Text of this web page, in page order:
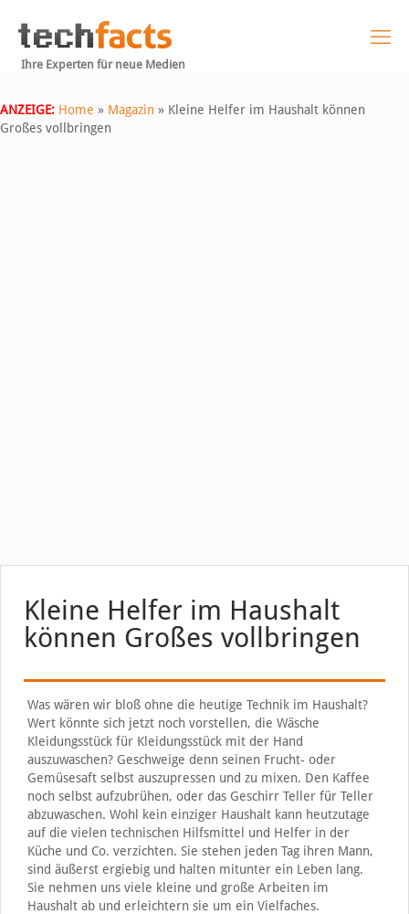
Ihre Experten für neue Medien
ANZEIGE: Home » Magazin » Kleine Helfer im Haushalt können
Großes vollbringen
Kleine Helfer im Haushalt
können Großes vollbringen
Was wären wir bloß ohne die heutige Technik im Haushalt?
Wert könnte sich jetzt noch vorstellen, die Wäsche
Kleidungsstück für Kleidungsstück mit der Hand
auszuwaschen? Geschweige denn seinen Frucht- oder
Gemüsesaft selbst auszupressen und zu mixen. Den Kaffee
noch selbst aufzubrühen, oder das Geschirr Teller für Teller
abzuwaschen. Wohl kein einziger Haushalt kann heutzutage
auf die vielen technischen Hilfsmittel und Helfer in der
Küche und Co. verzichten. Sie stehen jeden Tag ihren Mann,
sind äußerst ergiebig und halten mitunter ein Leben lang.
Sie nehmen uns viele kleine und große Arbeiten im
Haushalt ab und erleichtern sie um ein Vielfaches.